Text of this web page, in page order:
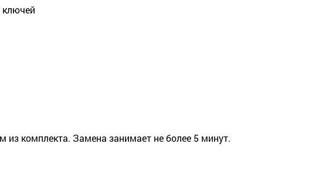
комплекта. Замена занимает не более 5 минут.